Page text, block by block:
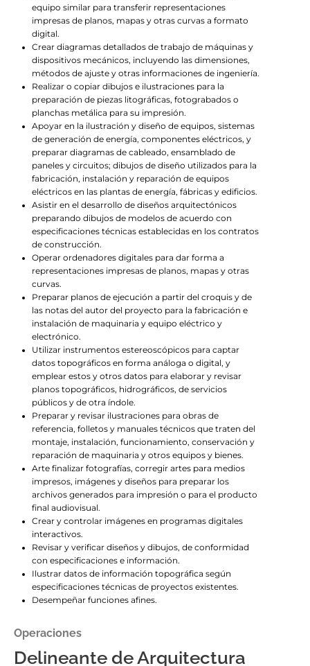
equipo similar para transferir representaciones
impresas de planos, mapas y otras curvas a formato
digital.
Crear diagramas detallados de trabajo de máquinas y
dispositivos mecánicos, incluyendo las dimensiones,
métodos de ajuste y otras informaciones de ingeniería.
Realizar o copiar dibujos e ilustraciones para la
preparación de piezas litográficas, fotograbados o
planchas metálica para su impresión.
Apoyar en la ilustración y diseño de equipos, sistemas
de generación de energía, componentes eléctricos, y
preparar diagramas de cableado, ensamblado de
paneles y circuitos; dibujos de diseño utilizados para la
fabricación, instalación y reparación de equipos
eléctricos en las plantas de energía, fábricas y edificios.
Asistir en el desarrollo de diseños arquitectónicos
preparando dibujos de modelos de acuerdo con
especificaciones técnicas establecidas en los contratos
de construcción.
Operar ordenadores digitales para dar forma a
representaciones impresas de planos, mapas y otras
curvas.
Preparar planos de ejecución a partir del croquis y de
las notas del autor del proyecto para la fabricación e
instalación de maquinaria y equipo eléctrico y
electrónico.
Utilizar instrumentos estereoscópicos para captar
datos topográficos en forma análoga o digital, y
emplear estos y otros datos para elaborar y revisar
planos topográficos, hidrográficos, de servicios
públicos y de otra índole.
Preparar y revisar ilustraciones para obras de
referencia, folletos y manuales técnicos que traten del
montaje, instalación, funcionamiento, conservación y
reparación de maquinaria y otros equipos y bienes.
Arte finalizar fotografías, corregir artes para medios
impresos, imágenes y diseños para preparar los
archivos generados para impresión o para el producto
final audiovisual.
Crear y controlar imágenes en programas digitales
interactivos.
Revisar y verificar diseños y dibujos, de conformidad
con especificaciones e información.
Ilustrar datos de información topográfica según
especificaciones técnicas de proyectos existentes.
Desempeñar funciones afines.
Operaciones
Delineante de Arquitectura